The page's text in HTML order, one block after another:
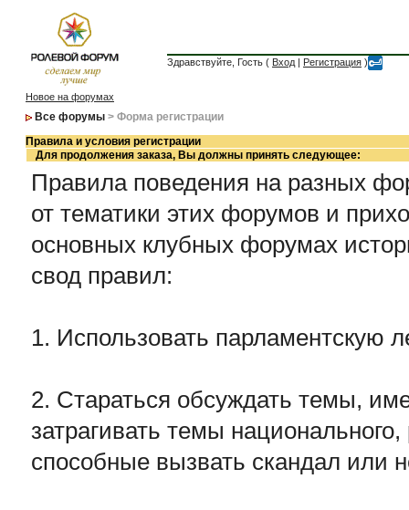
Здравствуйте, Гость ( Вход | Регистрация )
Новое на форумах
Все форумы > Форма регистрации
Правила и условия регистрации
Для продолжения заказа, Вы должны принять следующее:
Правила поведения на разных
от тематики этих форумов и
основных клубных форумах
свод правил:
1. Использовать парламентскую
2. Стараться обсуждать темы,
затрагивать темы
способные вызвать скандал или